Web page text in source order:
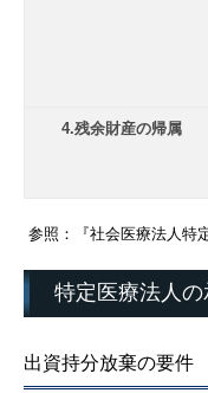
4.残余財産の帰属
参照：『社会医療法人特
特定医療法人の
出資持分放棄の要件